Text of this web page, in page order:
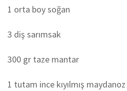
1 orta boy soğan
3 diş sarımsak
300 gr taze mantar
1 tutam ince kıyılmış maydanoz